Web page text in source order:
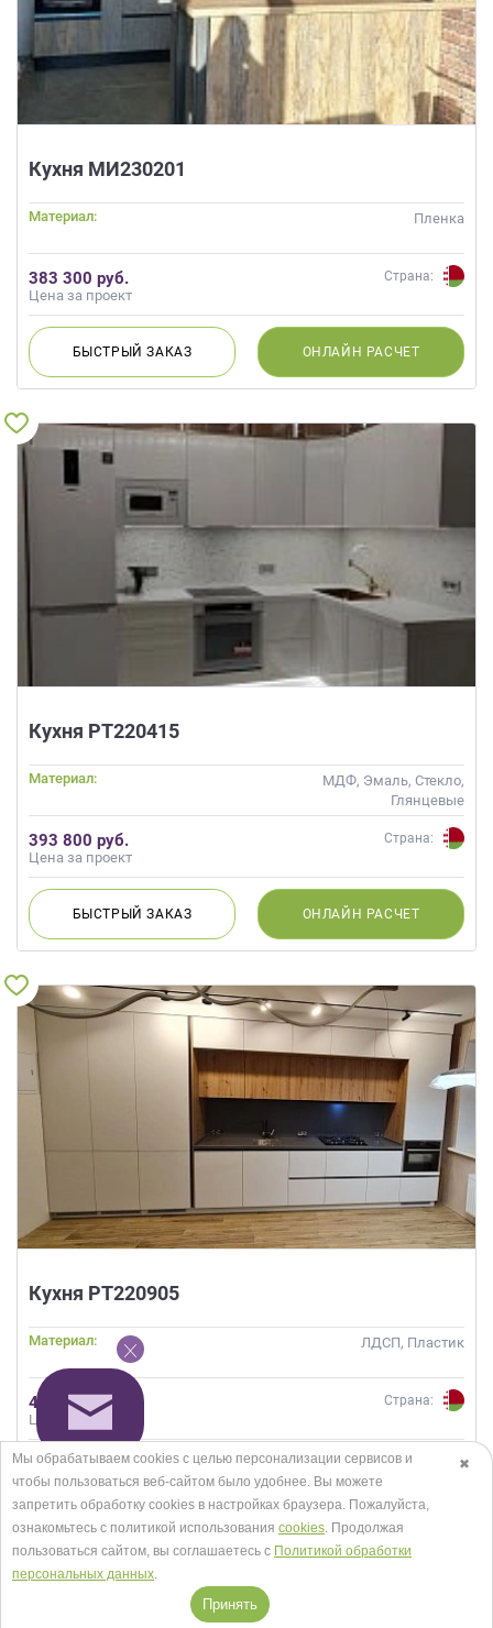
Кухня МИ230201
Материал: Пленка
383 300 руб.
Цена за проект
Страна:
БЫСТРЫЙЗАКАЗ ОНЛАЙН РАСЧЕТ
Кухня РТ220415
Материал:
МДФ, Эмаль, Стекло,
Глянцевые
393 800 руб.
Цена за проект
Страна:
БЫСТРЫЙЗАКАЗ ОНЛАЙН РАСЧЕТ
Кухня РТ220905
Материал: ЛДСП, Пластик
498 300 руб.
Цена за проект
Страна:
БЫСТРЫЙЗАКАЗ ОНЛАЙНРАСЧЕТ
✖
Мы обрабатываем cookies с целью персонализации сервисов и
чтобы пользоваться веб-сайтом было удобнее. Вы можете
запретить обработку сookies в настройках браузера. Пожалуйста,
ознакомьтесь с политикой использования cookies. Продолжая
пользоваться сайтом, вы соглашаетесь с Политикой обработки
персональных данных.
Принять